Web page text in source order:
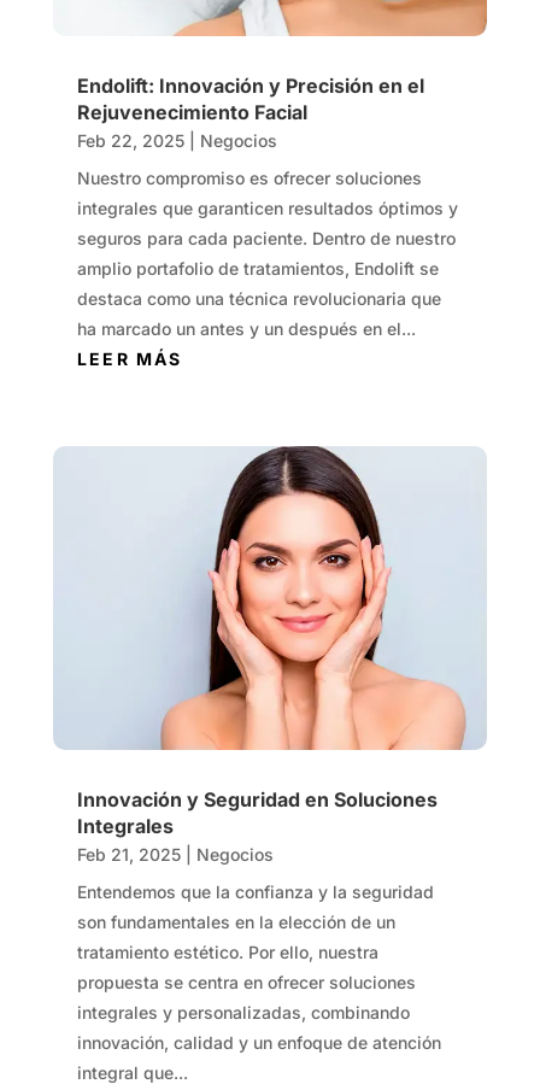
Endolift: Innovación y Precisión en el
Rejuvenecimiento Facial
Feb 22, 2025| Negocios
Nuestro compromiso es ofrecer soluciones
integrales que garanticen resultados óptimos y
seguros para cada paciente. Dentro de nuestro
amplio portafolio de tratamientos, Endolift se
destaca como una técnica revolucionaria que
ha marcado un antes y un después en el...
LEER MÁS
Innovación y Seguridad en Soluciones
Integrales
Feb 21, 2025| Negocios
Entendemos que la confianza y la seguridad
son fundamentales en la elección de un
tratamiento estético. Por ello, nuestra
propuesta se centra en ofrecer soluciones
integrales y personalizadas, combinando
innovación, calidad y un enfoque de atención
integral que...